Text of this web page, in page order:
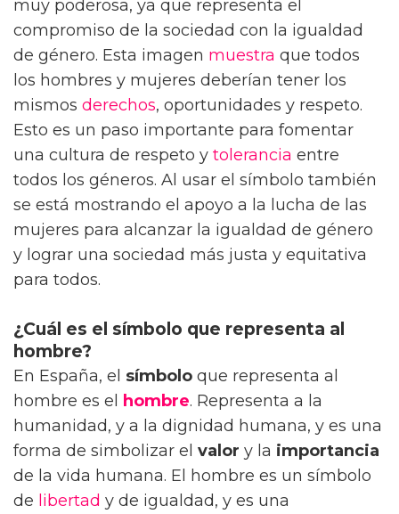
muy poderosa, ya que representa el
compromiso de la sociedad con la igualdad
de género. Esta imagen muestra que todos
los hombres y mujeres deberían tener los
mismos derechos, oportunidades y respeto.
Esto es un paso importante para fomentar
una cultura de respeto y tolerancia entre
todos los géneros. Al usar el símbolo también
se está mostrando el apoyo a la lucha de las
mujeres para alcanzar la igualdad de género
y lograr una sociedad más justa y equitativa
para todos.
¿Cuál es el símbolo que representa al
hombre?
En España, el símbolo que representa al
hombre es el
hombre. Representa a la
humanidad, y a la dignidad humana, y es una
forma de simbolizar el valor y la importancia
de la vida humana. El hombre es un símbolo
de libertad y de igualdad, y es una